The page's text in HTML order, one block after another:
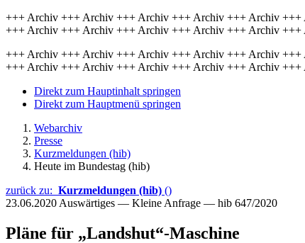
+++ Archiv +++ Archiv +++ Archiv +++ Archiv +++ Archiv
+++ Archiv +++ Archiv +++ Archiv +++ Archiv +++ Archiv
+++ Archiv +++ Archiv +++ Archiv +++ Archiv +++ Archiv
+++ Archiv +++ Archiv +++ Archiv +++ Archiv +++ Archiv
Direkt zum Hauptinhalt springen
Direkt zum Hauptmenü springen
Webarchiv
Presse
Kurzmeldungen (hib)
Heute im Bundestag (hib)
zurück zu: Kurzmeldungen (hib) ()
23.06.2020 Auswärtiges — Kleine Anfrage — hib 647/2020
Pläne für „Landshut“-Maschine